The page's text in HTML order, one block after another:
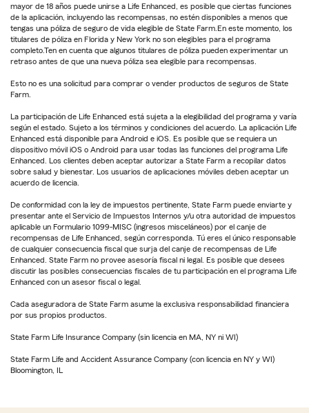
mayor de 18 años puede unirse a Life Enhanced, es posible que ciertas funciones
de la aplicación, incluyendo las recompensas, no estén disponibles a menos que
tengas una póliza de seguro de vida elegible de State Farm.En este momento, los
titulares de póliza en Florida y New York no son elegibles para el programa
completo.Ten en cuenta que algunos titulares de póliza pueden experimentar un
retraso antes de que una nueva póliza sea elegible para recompensas.
Esto no es una solicitud para comprar o vender productos de seguros de State
Farm.
La participación de Life Enhanced está sujeta a la elegibilidad del programa y varía
según el estado. Sujeto a los términos y condiciones del acuerdo. La aplicación Life
Enhanced está disponible para Android e iOS. Es posible que se requiera un
dispositivo móvil iOS o Android para usar todas las funciones del programa Life
Enhanced. Los clientes deben aceptar autorizar a State Farm a recopilar datos
sobre salud y bienestar. Los usuarios de aplicaciones móviles deben aceptar un
acuerdo de licencia.
De conformidad con la ley de impuestos pertinente, State Farm puede enviarte y
presentar ante el Servicio de Impuestos Internos y/u otra autoridad de impuestos
aplicable un Formulario 1099-MISC (ingresos misceláneos) por el canje de
recompensas de Life Enhanced, según corresponda. Tú eres el único responsable
de cualquier consecuencia fiscal que surja del canje de recompensas de Life
Enhanced. State Farm no provee asesoría fiscal ni legal. Es posible que desees
discutir las posibles consecuencias fiscales de tu participación en el programa Life
Enhanced con un asesor fiscal o legal.
Cada aseguradora de State Farm asume la exclusiva responsabilidad financiera
por sus propios productos.
State Farm Life Insurance Company (sin licencia en MA, NY ni WI)
State Farm Life and Accident Assurance Company (con licencia en NY y WI)
Bloomington, IL